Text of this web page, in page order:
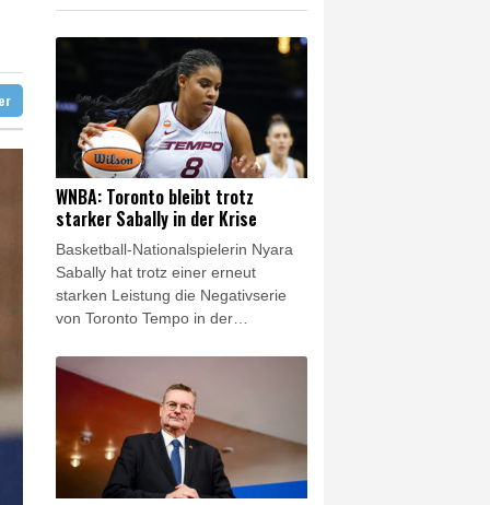
Dollar zahlen
WNBA: Toronto bleibt trotz
starker Sabally in der Krise
Basketball-Nationalspielerin Nyara
Sabally hat trotz einer erneut
starken Leistung die Negativserie
von Toronto Tempo in der
nicht stoppen können. Die 26-
Jährige unterlag mit dem Team aus
der kanadischen Metropole Portland
Fire mit 83:97 und kassierte die
achte Niederlage nacheinander.
Sabally war mit 17 Punkten beste